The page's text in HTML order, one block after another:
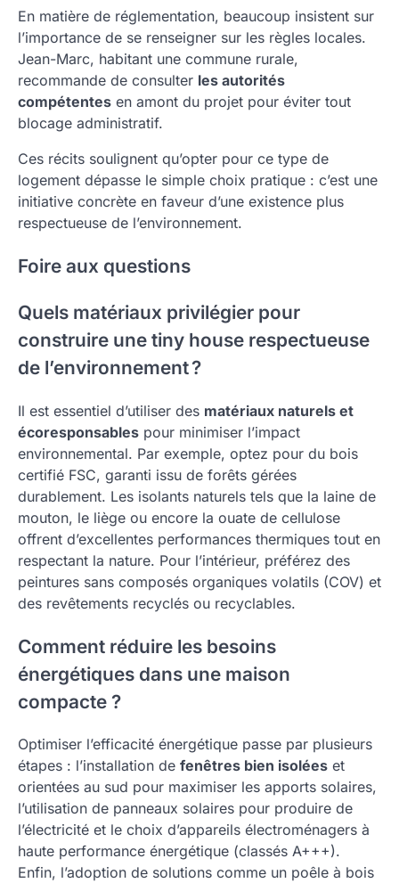
En matière de réglementation, beaucoup insistent sur
l’importance de se renseigner sur les règles locales.
Jean-Marc, habitant une commune rurale,
recommande de consulter les autorités
compétentes en amont du projet pour éviter tout
blocage administratif.
Ces récits soulignent qu’opter pour ce type de
logement dépasse le simple choix pratique : c’est une
initiative concrète en faveur d’une existence plus
respectueuse de l’environnement.
Foire aux questions
Quels matériaux privilégier pour
construire une tiny house respectueuse
de l’environnement ?
Il est essentiel d’utiliser des matériaux naturels et
écoresponsables pour minimiser l’impact
environnemental. Par exemple, optez pour du bois
certifié FSC, garanti issu de forêts gérées
durablement. Les isolants naturels tels que la laine de
mouton, le liège ou encore la ouate de cellulose
offrent d’excellentes performances thermiques tout en
respectant la nature. Pour l’intérieur, préférez des
peintures sans composés organiques volatils (COV) et
des revêtements recyclés ou recyclables.
Comment réduire les besoins
énergétiques dans une maison
compacte ?
Optimiser l’efficacité énergétique passe par plusieurs
étapes : l’installation de fenêtres bien isolées et
orientées au sud pour maximiser les apports solaires,
l’utilisation de panneaux solaires pour produire de
l’électricité et le choix d’appareils électroménagers à
haute performance énergétique (classés A+++).
Enfin, l’adoption de solutions comme un poêle à bois